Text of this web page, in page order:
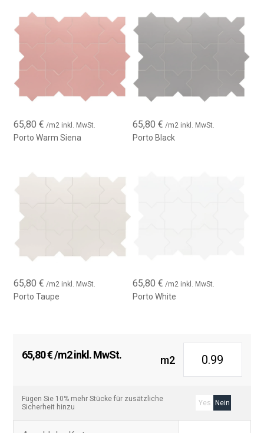
65,80€ /m2 inkl. MwSt.
Porto Warm Siena
65,80 € /m2 inkl. MwSt.
Porto Black
65,80€ /m2 inkl. MwSt.
Porto Taupe
65,80 € /m2 inkl. MwSt.
Porto White
65,80€/m2 inkl. MwSt. m2
Fügen Sie 10% mehr Stücke für zusätzliche
Sicherheit hinzu
Yes Nein